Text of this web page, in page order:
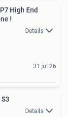
High End
!
Details
31 jul 26
Details